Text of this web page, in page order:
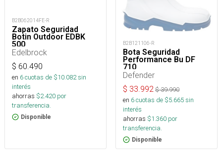
B2B062014FE-R
Zapato Seguridad
Botin Outdoor EDBK
500
Edelbrock
$ 60.490
en 6cuotas de $10.082sin
interés
ahorras $2.420 por
transferencia.
Disponible
B2B121106-R
Bota Seguridad
Performance Bu DF
710
Defender
$ 33.992 $39.990
en 6cuotas de $5.665sin
interés
ahorras $1.360 por
transferencia.
Disponible